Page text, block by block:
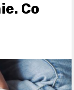
Co